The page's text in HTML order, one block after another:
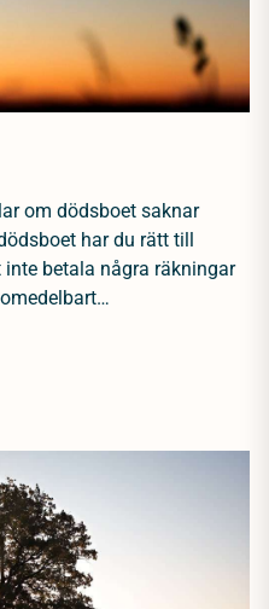
om dödsboet saknar
har du rätt till
betala några räkningar